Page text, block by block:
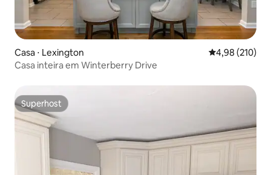
Casa ⋅ Lexington 4,98 de uma
4,98 (210)
Casa inteira em Winterberry Drive
Superhost
Superhost